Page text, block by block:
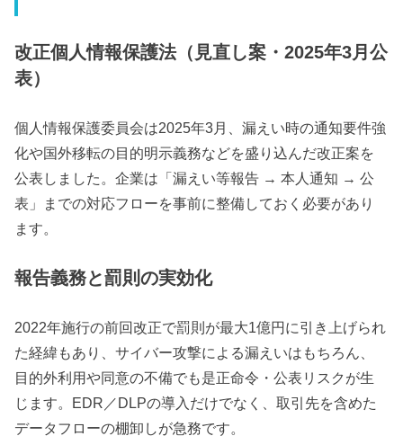
改正個人情報保護法（見直し案・2025年3月公
表）
個人情報保護委員会は2025年3月、漏えい時の通知要件強
化や国外移転の目的明示義務などを盛り込んだ改正案を
公表しました。企業は「漏えい等報告 → 本人通知 → 公
表」までの対応フローを事前に整備しておく必要があり
ます。
報告義務と罰則の実効化
2022年施行の前回改正で罰則が最大1億円に引き上げられ
た経緯もあり、サイバー攻撃による漏えいはもちろん、
目的外利用や同意の不備でも是正命令・公表リスクが生
じます。EDR／DLPの導入だけでなく、取引先を含めた
データフローの棚卸しが急務です。